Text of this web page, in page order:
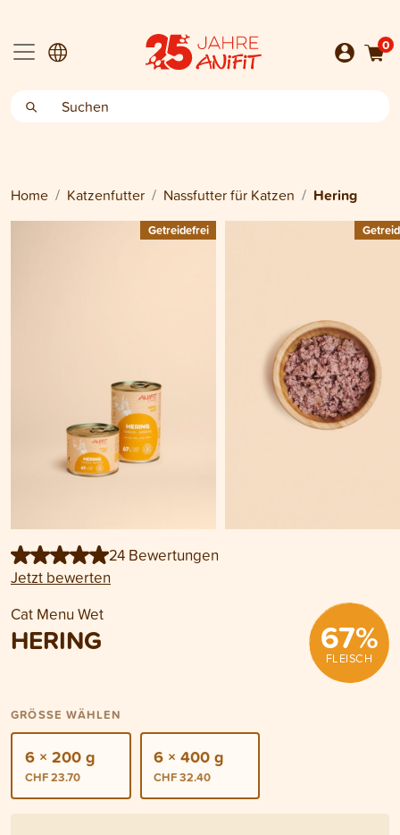
0
Home Katzenfutter Nassfutter für Katzen Hering
Getreidefrei
24 Bewertungen
Jetzt bewerten
Cat Menu Wet
HERING 67%
FLEISCH
GRÖSSE WÄHLEN
6 × 200 g
CHF 23.70
6 × 400 g
CHF 32.40